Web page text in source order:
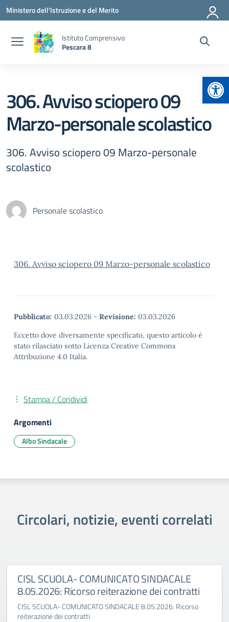
Vai ai contenuti
Vai al menu di navigazione
Vai al footer
Ministero dell'Istruzione e del Merito
Istituto Comprensivo
Pescara 8
306. Avviso sciopero 09
Marzo-personale scolastico
306. Avviso sciopero 09 Marzo-personale
scolastico
Personale scolastico
306. Avviso sciopero 09 Marzo-personale scolastico
Pubblicato: 03.03.2026 - Revisione: 03.03.2026
Eccetto dove diversamente specificato, questo articolo è
stato rilasciato sotto Licenza Creative Commons
Attribuzione 4.0 Italia.
Stampa / Condividi
Argomenti
Albo Sindacale
Circolari, notizie, eventi correlati
CISL SCUOLA- COMUNICATO SINDACALE
8.05.2026: Ricorso reiterazione dei contratti
CISL SCUOLA- COMUNICATO SINDACALE 8.05.2026: Ricorso
reiterazione dei contratti